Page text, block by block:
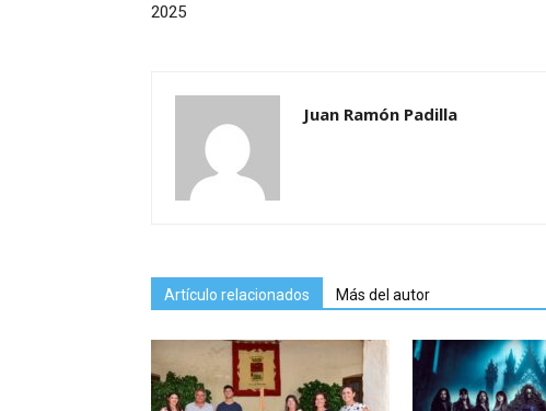
2025
Juan Ramón Padilla
Artículo relacionados Más del autor